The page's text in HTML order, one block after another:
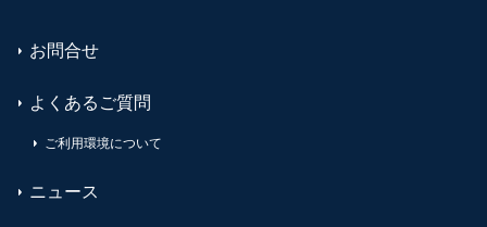
お問合せ
よくあるご質問
ご利用環境について
ニュース